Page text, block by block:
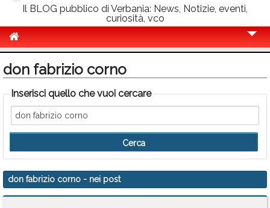
Il BLOG pubblico di Verbania: News, Notizie, eventi,
curiosità, vco
Politica
Sport
Eventi
Info Utili
Rubriche
Calendario
don fabrizio corno
Inserisci quello che vuoi cercare
don fabrizio corno - nei post